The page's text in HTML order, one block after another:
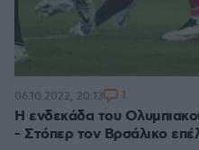
Η ενδεκάδα του
- Στόπερ τον Βρσάλικο
06.10.2022, 20:13 1